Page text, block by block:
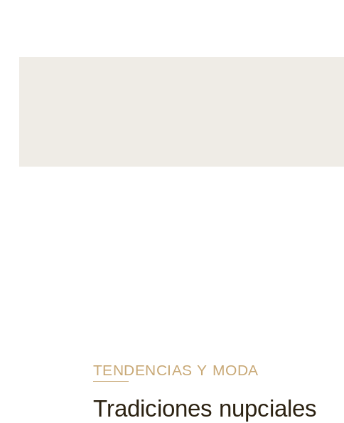
TENDENCIAS Y MODA
Tradiciones nupciales